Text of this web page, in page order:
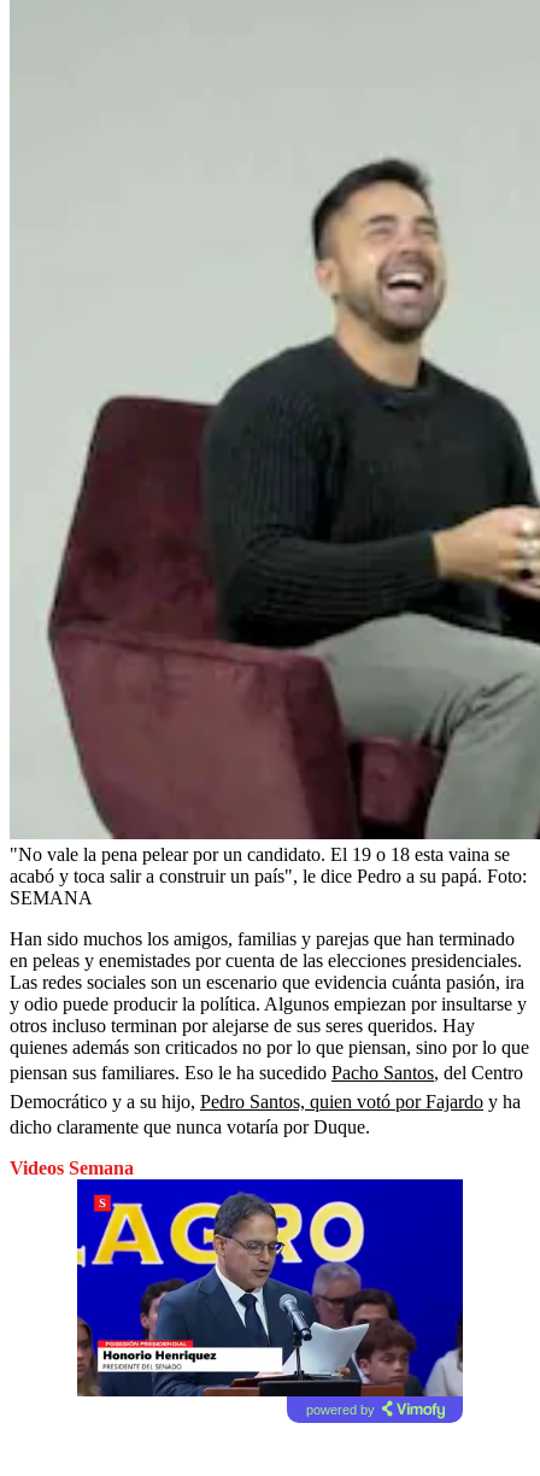
"No vale la pena pelear por un candidato. El 19 o 18 esta vaina se
acabó y toca salir a construir un país", le dice Pedro a su papá. Foto:
SEMANA
Han sido muchos los amigos, familias y parejas que han terminado
en peleas y enemistades por cuenta de las elecciones presidenciales.
Las redes sociales son un escenario que evidencia cuánta pasión, ira
y odio puede producir la política. Algunos empiezan por insultarse y
otros incluso terminan por alejarse de sus seres queridos. Hay
quienes además son criticados no por lo que piensan, sino por lo que
piensan sus familiares. Eso le ha sucedido Pacho Santos, del Centro
Democrático y a su hijo, Pedro Santos, quien votó por Fajardo y ha
dicho claramente que nunca votaría por Duque.
Videos Semana
powered by